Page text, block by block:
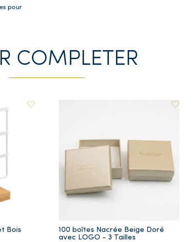
pour
COMPLETER
Bois
100 boîtes Nacrée Beige Doré
avec LOGO - 3 Tailles